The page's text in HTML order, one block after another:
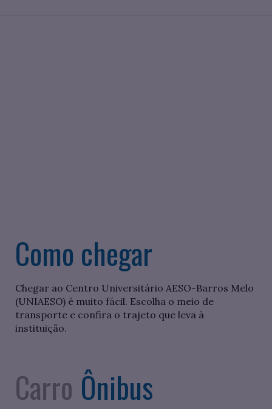
Como chegar
Chegar ao Centro Universitário AESO-Barros Melo
(UNIAESO) é muito fácil. Escolha o meio de
transporte e confira o trajeto que leva à
instituição.
Carro Ônibus